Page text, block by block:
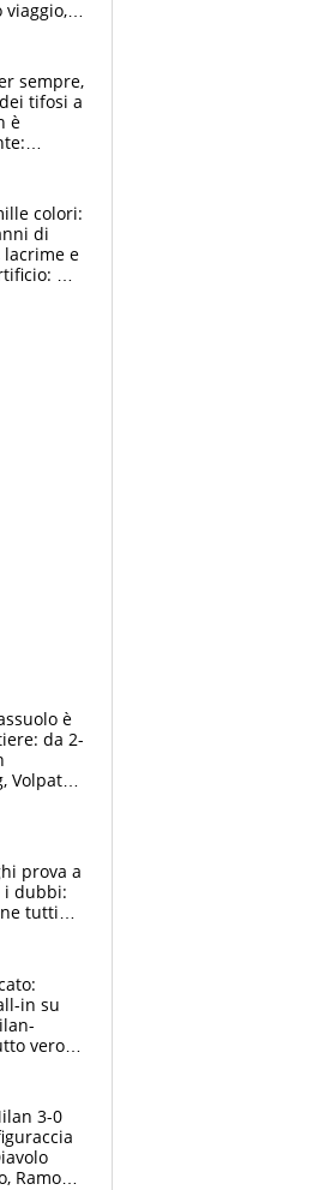
dei tifosi
sempre,
tifosi a
è
colori:
di
e
De
è
da 2-
Volpato
prova a
i dubbi:
tutti
in su
vero,
3-0
Ramos